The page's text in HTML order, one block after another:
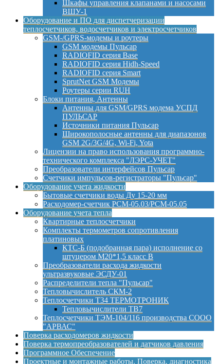
Шкафы управления клапанами и насосами
ВШУ-1
Оборудование и ПО для диспетчеризации
теплосчетчиков, водосчетчиков и электросчетчиков
GSM-/GPRS-модемы и роутеры
GSM модемы Пульсар
RADIOFID серия Base
RADIOFID серия Hidh-Speed
RADIOFID серия Smart
SprutNet GSM Модемы
Роутеры серии RUH
Блоки питания, Антенны
Антенны для GSM/GPRS модема УСПД
ПУЛЬСАР
Источники питания Пульсар
Широкополосные антенны для диапазонов
GSM 2G/3G/4G, Wi-Fi, Yota
Лицензии на право использования программно-
технического комплекса "ЛЭРС-УЧЕТ"
Преобразователи интерфейсов Пульсар
Счетчики импульсов-регистраторы "Пульсар"
Оборудование учета жидкости
Бытовые счетчики воды Ду 15-20 мм
Расходомер-счетчик РСМ-05.03/РСМ-05.05
Оборудование учета тепла
Квартирные теплосчетчики
Комплекты термометров сопротивления
платиновых
КТС-Б (подобранная пара) исполнение со
штуцером М20*1,5 класс B
Преобразователи расхода жидкости
ультразвуковые ЭСДУ-01
Распределители тепла "Пульсар"
Тепловычислитель СКМ-2
Теплосчетчики Т34 ТЕРМОТРОНИК
Тепловычислители ТВ7
Теплосчетчики ТЭМ-104/116 производства СООО
"АРВАС"
Поверка расходомеров жидкости
Поверка термопреобразователей и датчиков давления
Программное Обеспечение
Проектные и монтажные работы. Поверка, диагностика